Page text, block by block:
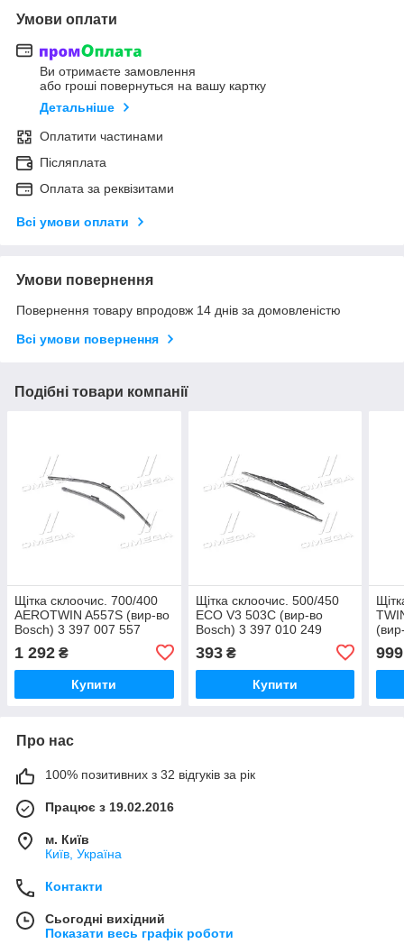
Умови оплати
Ви отримаєте замовлення
або гроші повернуться на вашу картку
Детальніше
Оплатити частинами
Післяплата
Оплата за реквізитами
Всі умови оплати
Умови повернення
Повернення товару впродовж 14 днів за домовленістю
Всі умови повернення
Подібні товари компанії
Щітка склоочис. 700/400
AEROTWIN A557S (вир-во
Bosch) 3 397 007 557
1 292 ₴
Купити
Щітка склоочис. 500/450
ECO V3 503C (вир-во
Bosch) 3 397 010 249
393₴
Купити
999
Про нас
100% позитивних з 32 відгуків за рік
Працює з 19.02.2016
м. Київ
Київ, Україна
Контакти
Сьогодні вихідний
Показати весь графік роботи